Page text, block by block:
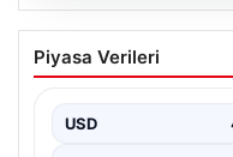
İstanbul
Geçti:
İstanbul Boğazı, dün
Piyasa Verileri
USD